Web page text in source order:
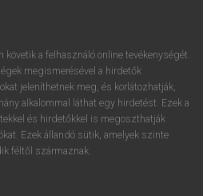
APPLIKÁCIÓ
OFFICE BŐVÍTMÉNY
SZÓTÁRMODUL
NYELVVIZSGA
követik a felhasználó online tevékenységét.
megismerésével a hirdetők
jeleníthetnek meg, és korlátozhatják,
alkalommal láthat egy hirdetést. Ezek a
és hirdetőkkel is megoszthatják
Ezek állandó sütik, amelyek szinte
féltől származnak.